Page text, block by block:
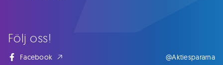
Följ oss!
Facebook @Aktiespararna